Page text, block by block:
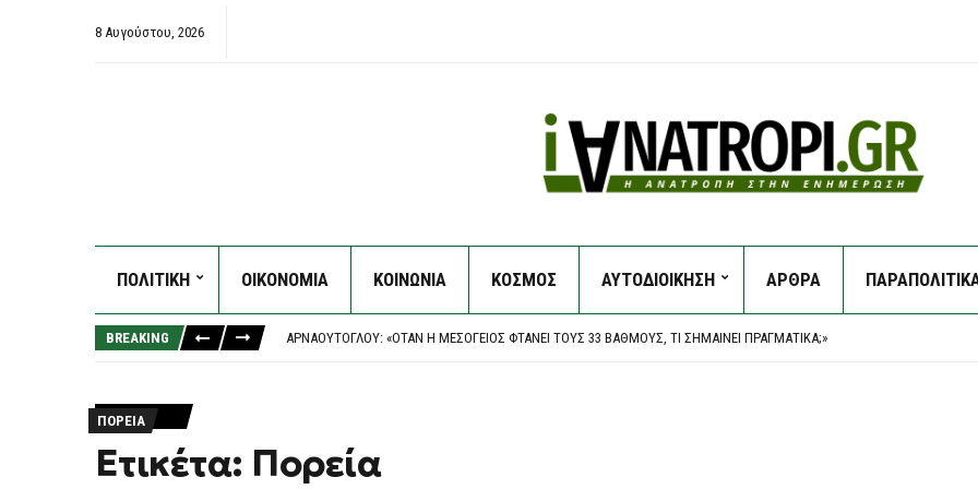
8 Αυγούστου, 2026
ΠΟΛΙΤΙΚΗ ΟΙΚΟΝΟΜΙΑ ΚΟΙΝΩΝΙΑ ΚΟΣΜΟΣ ΑΥΤΟΔΙΟΙΚΗΣΗ ΑΡΘΡΑ
BREAKING
ΤΣΟΥΚΑΛΆΣ: «ΟΙ ΣΚΙΈΣ ΣΤΙΣ ΥΠΟΚΛΟΠΈΣ ΠΑΡΑΜΈΝΟΥΝ»
ΑΡΝΑΟΎΤΟΓΛΟΥ: «ΌΤΑΝ Η ΜΕΣΌΓΕΙΟΣ ΦΤΆΝΕΙ ΤΟΥΣ 33 ΒΑΘΜΟΎΣ, ΤΙ ΣΗΜΑΊΝΕΙ ΠΡΑΓΜΑΤΙΚΆ;»
ΦΩΤΙΆ ΤΏΡΑ ΣΤΗ ΘΕΣΣΑΛΟΝΊΚΗ
ΠΟΡΕΊΑ
Ετικέτα: Πορεία